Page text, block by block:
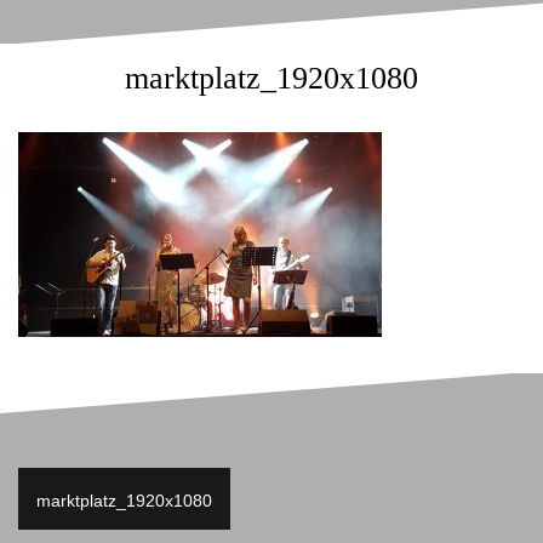
marktplatz_1920x1080
Beitragsnavigation
marktplatz_1920x1080